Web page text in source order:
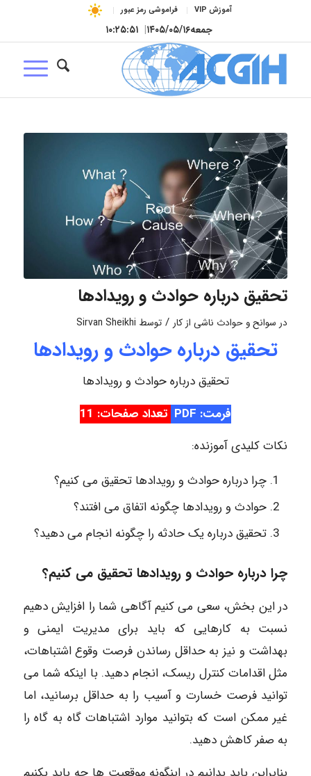
آموزش VIP فراموشی رمز عبور
جمعه۱۴۰۵/۰۵/۱۶| ۱۰:۲۵:۵۲
تحقیق درباره حوادث و رویدادها
در سوانح و حوادث ناشی از کار / توسط Sirvan Sheikhi
تحقیق درباره حوادث و رویدادها
تحقیق درباره حوادث و رویدادها
فرمت: PDF
تعداد صفحات: 11
نکات کلیدی آموزنده:
چرا درباره حوادث و رویدادها تحقیق می کنیم؟
حوادث و رویدادها چگونه اتفاق می افتند؟
تحقیق درباره یک حادثه را چگونه انجام می دهید؟
چرا درباره حوادث و رویدادها تحقیق می کنیم؟
در این بخش، سعی می کنیم آگاهی شما را افزایش دهیم
نسبت به کارهایی که باید برای مدیریت ایمنی و
بهداشت و نیز به حداقل رساندن فرصت وقوع اشتباهات،
مثل اقدامات کنترل ریسک، انجام دهید. با اینکه شما می
توانید فرصت خسارت و آسیب را به حداقل برسانید، اما
غیر ممکن است که بتوانید موارد اشتباهات گاه به گاه را
به صفر کاهش دهید.